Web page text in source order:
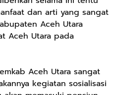
dan arti yang sangat
Aceh Utara
Aceh Utara pada
Aceh Utara sangat
kegiatan sosialisasi